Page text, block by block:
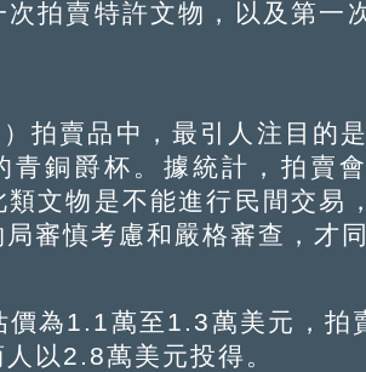
拍賣特許文物，以及第一
賣品中，最引人注目的是
青銅爵杯。據統計，拍賣
文物是不能進行民間交易
審慎考慮和嚴格審查，才
為1.1萬至1.3萬美元，拍
以2.8萬美元投得。